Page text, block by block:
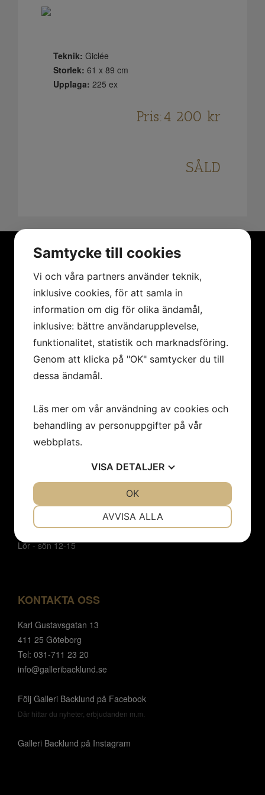
Teknik: Giclée
Storlek: 61 x 89 cm
Upplaga: 225 ex
Pris:4 200 kr
SÅLD
MENY
Hem
Konstnärer
Utställningar
Konstföreningar/Företag
Integritetspolicy
Om oss
Nyheter
Kontakt
Öppettider
Vi har sommarstängt 19/6 - 9/8.
Fre 12-17
Lör - sön 12-15
KONTAKTA OSS
Karl Gustavsgatan 13
411 25 Göteborg
Tel: 031-711 23 20
info@galleribacklund.se
Följ Galleri Backlund på Facebook
Där hittar du nyheter, erbjudanden m.m.
Galleri Backlund på Instagram
Samtycke till cookies
Vi och våra partners använder teknik,
inklusive cookies, för att samla in
information om dig för olika ändamål,
inklusive: bättre användarupplevelse,
funktionalitet, statistik och marknadsföring.
Genom att klicka på "OK" samtycker du till
dessa ändamål.
Läs mer om vår användning av cookies och
behandling av personuppgifter på vår
webbplats.
VISA DETALJER
AVVISA ALLA
OK